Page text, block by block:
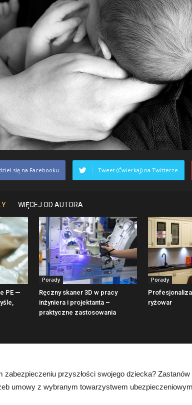
się na Facebooku Tweet (Ćwierkaj) na Twitterze
WIĘCEJ OD AUTORA
PE —
Porady
Ręczny skaner 3D w pracy
inżyniera i projektanta –
praktyczne zastosowania
Porady
ryżowar
zabezpieczeniu przyszłości swojego dziecka? Zastanów
umowy z wybranym towarzystwem